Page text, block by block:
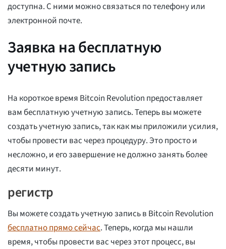
доступна. С ними можно связаться по телефону или
электронной почте.
Заявка на бесплатную
учетную запись
На короткое время Bitcoin Revolution предоставляет
вам бесплатную учетную запись. Теперь вы можете
создать учетную запись, так как мы приложили усилия,
чтобы провести вас через процедуру. Это просто и
несложно, и его завершение не должно занять более
десяти минут.
регистр
Вы можете создать учетную запись в Bitcoin Revolution
бесплатно прямо сейчас. Теперь, когда мы нашли
время, чтобы провести вас через этот процесс, вы